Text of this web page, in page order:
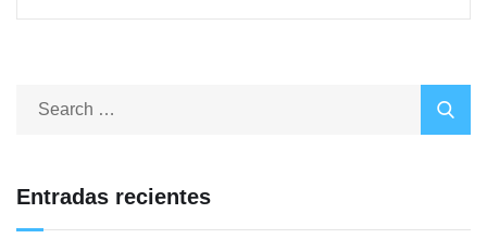
Entradas recientes